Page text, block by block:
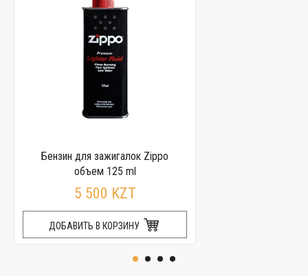
Бензин для зажигалок Zippo
объем 125 ml
5 500 KZT
ДОБАВИТЬ В КОРЗИНУ